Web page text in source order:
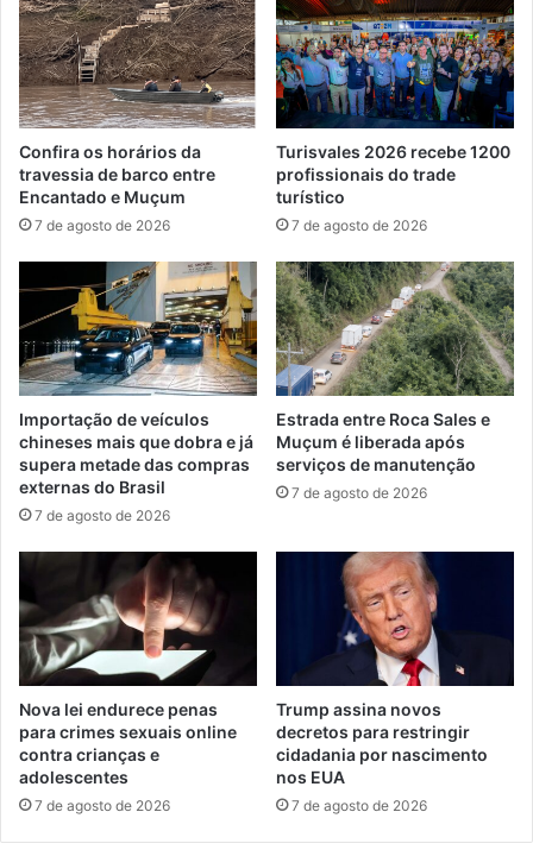
Confira os horários da
travessia de barco entre
Encantado e Muçum
7 de agosto de 2026
Turisvales 2026 recebe 1200
profissionais do trade
turístico
7 de agosto de 2026
Importação de veículos
chineses mais que dobra e já
supera metade das compras
externas do Brasil
7 de agosto de 2026
Estrada entre Roca Sales e
Muçum é liberada após
serviços de manutenção
7 de agosto de 2026
Nova lei endurece penas
para crimes sexuais online
contra crianças e
adolescentes
7 de agosto de 2026
Trump assina novos
decretos para restringir
cidadania por nascimento
nos EUA
7 de agosto de 2026